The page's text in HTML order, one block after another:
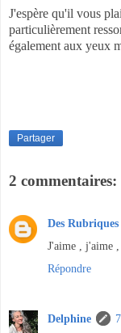
J'espère qu'il vous
particulièrement
également aux yeux
Partager
2 commentaires:
Des
J'aime , j'aime
Répondre
Delphine